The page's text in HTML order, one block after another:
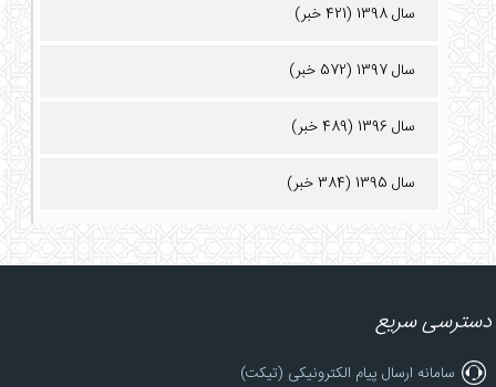
سال 1398 (421 خبر)
سال 1397 (572 خبر)
سال 1396 (489 خبر)
سال 1395 (384 خبر)
دسترسی سریع
سامانه ارسال پیام الکترونیکی (تیکت)